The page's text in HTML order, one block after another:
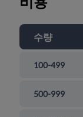
수량
100-499
500-999